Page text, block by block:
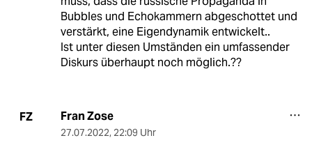
Bubbles und Echokammern abgeschottet und
verstärkt, eine Eigendynamik entwickelt..
Ist unter diesen Umständen ein umfassender
Diskurs überhaupt noch möglich.??
FZ Fran Zose
27.07.2022, 22:09 Uhr